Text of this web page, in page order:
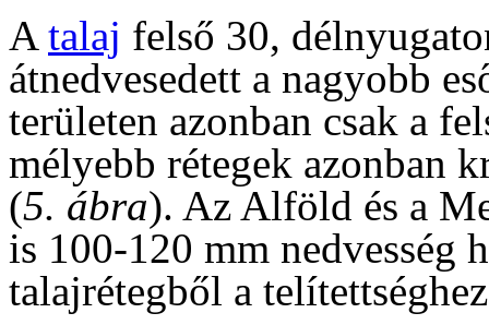
A talaj felső 30,
átnedvesedett a nagyobb
területen azonban csak a
mélyebb rétegek azonban
(5. ábra). Az Alföld és a
is 100-120 mm nedvesség
talajrétegből a